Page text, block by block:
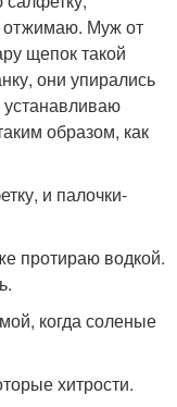
отжимаю. Муж от
щепок такой
они упирались
образом, как
и палочки-
протираю водкой.
когда соленые
хитрости.